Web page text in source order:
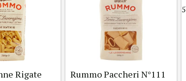
Rigate
Rummo Paccheri N°111